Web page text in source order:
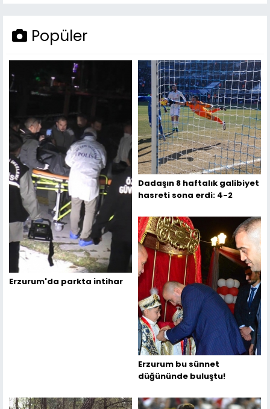
Popüler
Erzurum'da parkta intihar
Dadaşın 8 haftalık galibiyet
hasreti sona erdi: 4-2
Erzurum bu sünnet
düğününde buluştu!